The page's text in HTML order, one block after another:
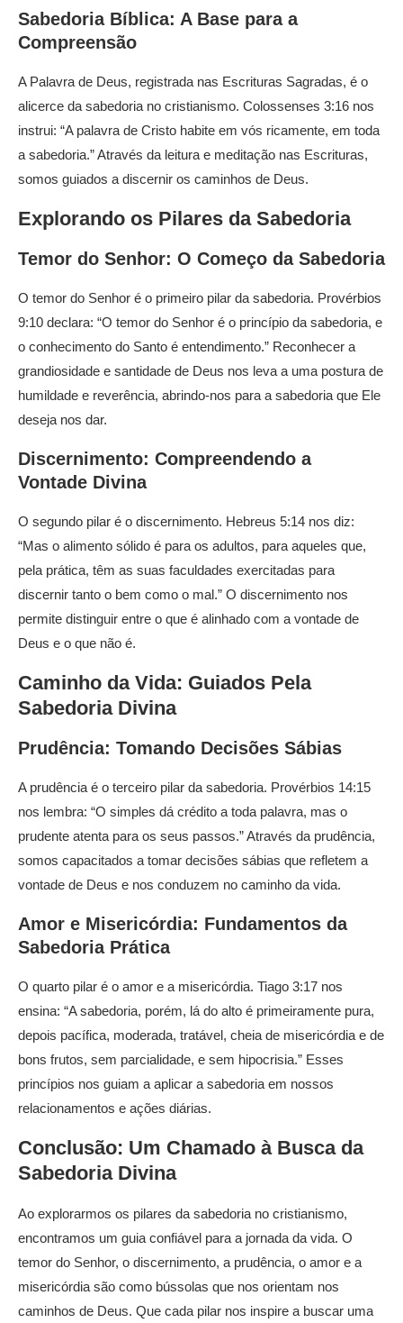
Sabedoria Bíblica: A Base para a
Compreensão
A Palavra de Deus, registrada nas Escrituras Sagradas, é o
alicerce da sabedoria no cristianismo. Colossenses 3:16 nos
instrui: “A palavra de Cristo habite em vós ricamente, em toda
a sabedoria.” Através da leitura e meditação nas Escrituras,
somos guiados a discernir os caminhos de Deus.
Explorando os Pilares da Sabedoria
Temor do Senhor: O Começo da Sabedoria
O temor do Senhor é o primeiro pilar da sabedoria. Provérbios
9:10 declara: “O temor do Senhor é o princípio da sabedoria, e
o conhecimento do Santo é entendimento.” Reconhecer a
grandiosidade e santidade de Deus nos leva a uma postura de
humildade e reverência, abrindo-nos para a sabedoria que Ele
deseja nos dar.
Discernimento: Compreendendo a
Vontade Divina
O segundo pilar é o discernimento. Hebreus 5:14 nos diz:
“Mas o alimento sólido é para os adultos, para aqueles que,
pela prática, têm as suas faculdades exercitadas para
discernir tanto o bem como o mal.” O discernimento nos
permite distinguir entre o que é alinhado com a vontade de
Deus e o que não é.
Caminho da Vida: Guiados Pela
Sabedoria Divina
Prudência: Tomando Decisões Sábias
A prudência é o terceiro pilar da sabedoria. Provérbios 14:15
nos lembra: “O simples dá crédito a toda palavra, mas o
prudente atenta para os seus passos.” Através da prudência,
somos capacitados a tomar decisões sábias que refletem a
vontade de Deus e nos conduzem no caminho da vida.
Amor e Misericórdia: Fundamentos da
Sabedoria Prática
O quarto pilar é o amor e a misericórdia. Tiago 3:17 nos
ensina: “A sabedoria, porém, lá do alto é primeiramente pura,
depois pacífica, moderada, tratável, cheia de misericórdia e de
bons frutos, sem parcialidade, e sem hipocrisia.” Esses
princípios nos guiam a aplicar a sabedoria em nossos
relacionamentos e ações diárias.
Conclusão: Um Chamado à Busca da
Sabedoria Divina
Ao explorarmos os pilares da sabedoria no cristianismo,
encontramos um guia confiável para a jornada da vida. O
temor do Senhor, o discernimento, a prudência, o amor e a
misericórdia são como bússolas que nos orientam nos
caminhos de Deus. Que cada pilar nos inspire a buscar uma